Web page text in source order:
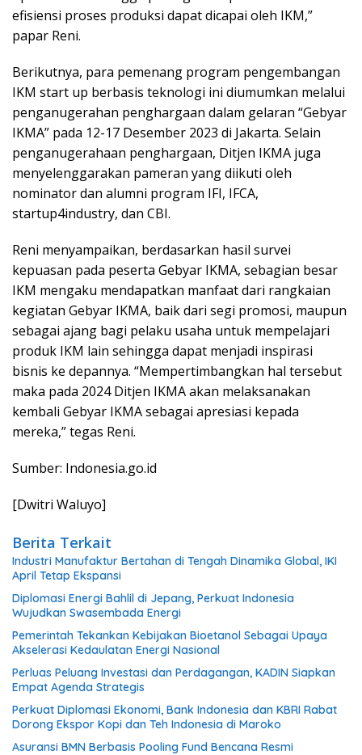
efisiensi proses produksi dapat dicapai oleh IKM,”
papar Reni.
Berikutnya, para pemenang program pengembangan
IKM start up berbasis teknologi ini diumumkan melalui
penganugerahan penghargaan dalam gelaran “Gebyar
IKMA” pada 12-17 Desember 2023 di Jakarta. Selain
penganugerahaan penghargaan, Ditjen IKMA juga
menyelenggarakan pameran yang diikuti oleh
nominator dan alumni program IFI, IFCA,
startup4industry, dan CBI.
Reni menyampaikan, berdasarkan hasil survei
kepuasan pada peserta Gebyar IKMA, sebagian besar
IKM mengaku mendapatkan manfaat dari rangkaian
kegiatan Gebyar IKMA, baik dari segi promosi, maupun
sebagai ajang bagi pelaku usaha untuk mempelajari
produk IKM lain sehingga dapat menjadi inspirasi
bisnis ke depannya. “Mempertimbangkan hal tersebut
maka pada 2024 Ditjen IKMA akan melaksanakan
kembali Gebyar IKMA sebagai apresiasi kepada
mereka,” tegas Reni.
Sumber: Indonesia.go.id
[Dwitri Waluyo]
Berita Terkait
Industri Manufaktur Bertahan di Tengah Dinamika Global, IKI
April Tetap Ekspansi
Diplomasi Energi Bahlil di Jepang, Perkuat Indonesia
Wujudkan Swasembada Energi
Pemerintah Tekankan Kebijakan Bioetanol Sebagai Upaya
Akselerasi Kedaulatan Energi Nasional
Perluas Peluang Investasi dan Perdagangan, KADIN Siapkan
Empat Agenda Strategis
Perkuat Diplomasi Ekonomi, Bank Indonesia dan KBRI Rabat
Dorong Ekspor Kopi dan Teh Indonesia di Maroko
Asuransi BMN Berbasis Pooling Fund Bencana Resmi